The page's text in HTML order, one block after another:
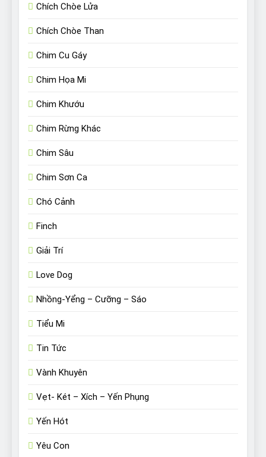
Chích Chòe Lửa
Chích Chòe Than
Chim Cu Gáy
Chim Họa Mi
Chim Khướu
Chim Rừng Khác
Chim Sâu
Chim Sơn Ca
Chó Cảnh
Finch
Giải Trí
Love Dog
Nhồng-Yểng – Cưỡng – Sáo
Tiểu Mi
Tin Tức
Vành Khuyên
Vẹt- Két – Xích – Yến Phụng
Yến Hót
Yêu Con